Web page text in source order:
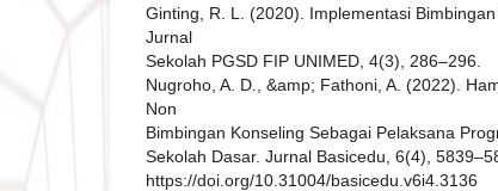
Ginting, R. L. (2020). Implementasi
Jurnal
Sekolah PGSD FIP UNIMED, 4(3), 286–296.
Nugroho, A. D., &amp; Fathoni, A. (2022).
Non
Bimbingan Konseling Sebagai Pelaksana
Sekolah Dasar. Jurnal Basicedu, 6(4),
https://doi.org/10.31004/basicedu.v6i4.3136